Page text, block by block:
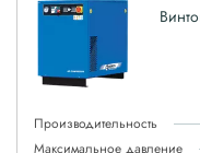
Производительность
Максимальное давление